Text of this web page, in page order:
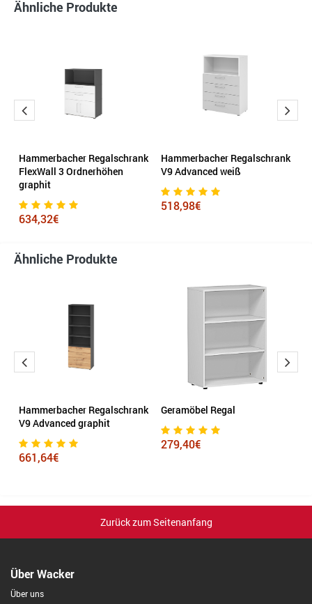
Ähnliche Produkte
Hammerbacher Regalschrank
FlexWall 3 Ordnerhöhen
graphit
634,32€
Hammerbacher Regalschrank
V9 Advanced weiß
518,98€
Ähnliche Produkte
Hammerbacher Regalschrank
V9 Advanced graphit
661,64€
Geramöbel Regal
279,40€
Zurück zum Seitenanfang
Über Wacker
Über uns